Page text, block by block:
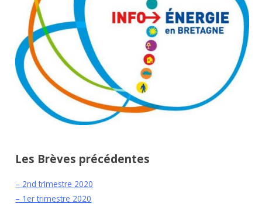
Les Brèves précédentes
– 2nd trimestre 2020
– 1er trimestre 2020